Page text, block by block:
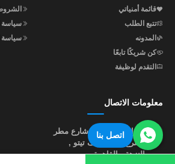
اتصل بنا
قائمة أمنياتي
تتبع الطلب
المدونه
كن شريكًا تابعًا
التقدم لوظيفة
سياسة
سياسة
معلومات الاتصال
عنوان الإدارة : 4 شارع مطر
متفرع من جوزيف تيتو ,
النزهة , القاهرة